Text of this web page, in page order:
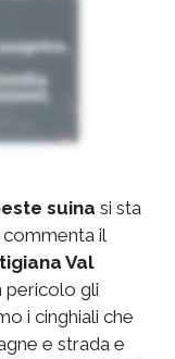
suina si sta
il
Val
pericolo gli
i cinghiali che
e strada e